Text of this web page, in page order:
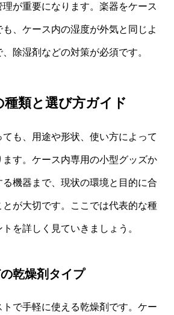
が重要になります。楽器をケース
、ケース内の湿度が外気と同じよ
除湿剤などの対策が必須です。
種類と選び方ガイド
も、用途や形状、使い方によって
す。ケース内専用の小型グッズか
機器まで、現状の環境と目的に合
とが大切です。ここでは代表的な種
を詳しく見ていきましょう。
乾燥剤タイプ
で手軽に使える乾燥剤です。ケー